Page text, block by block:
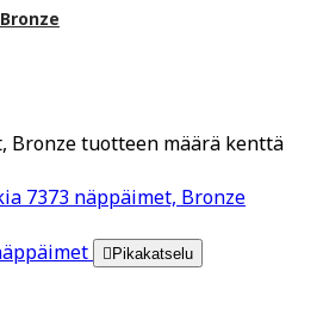
Bronze tuotteen määrä kenttä
7373 näppäimet, Bronze
 Pikakatselu